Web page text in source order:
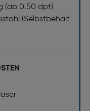
(ab 0.50 dpt)
(Selbstbehalt